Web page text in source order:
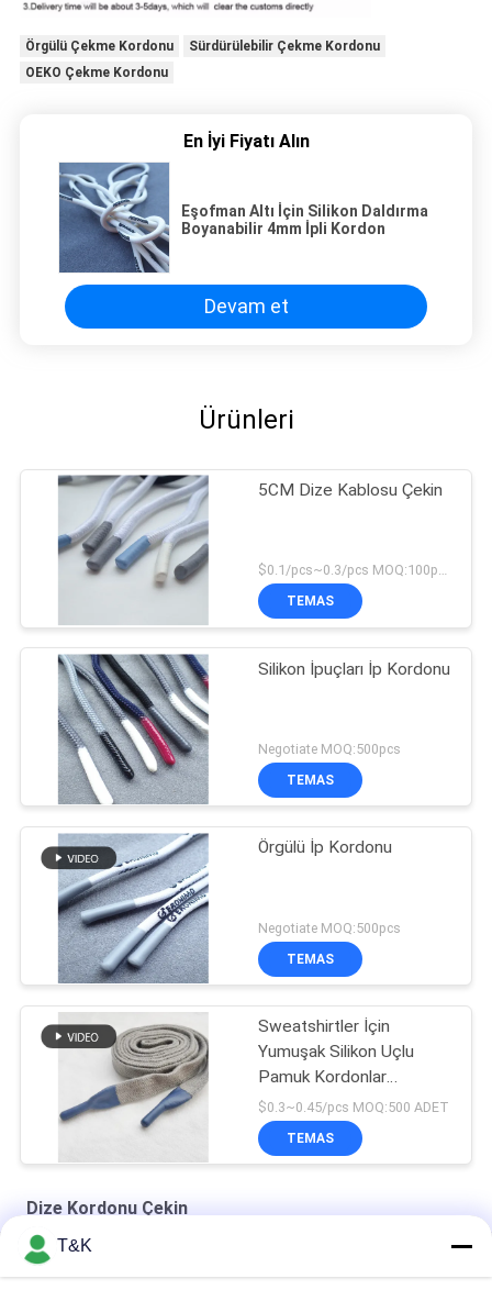
Örgülü Çekme Kordonu
Sürdürülebilir Çekme Kordonu
OEKO Çekme Kordonu
En İyi Fiyatı Alın
Eşofman Altı İçin Silikon Daldırma
Boyanabilir 4mm İpli Kordon
Devam et
Ürünleri
5CM Dize Kablosu Çekin
$0.1/pcs~0.3/pcs MOQ:100pcs
TEMAS
Silikon İpuçları İp Kordonu
Negotiate MOQ:500pcs
TEMAS
Örgülü İp Kordonu
Negotiate MOQ:500pcs
TEMAS
Sweatshirtler İçin
Yumuşak Silikon Uçlu
Pamuk Kordonlar
Özelleştirilmiş Silikon
Uçlar
$0.3~0.45/pcs MOQ:500 ADET
TEMAS
Dize Kordonu Çekin
Eşofman Altı İçin Silikon Daldırma Boyanabilir 4mm İpli Kordon
T&K